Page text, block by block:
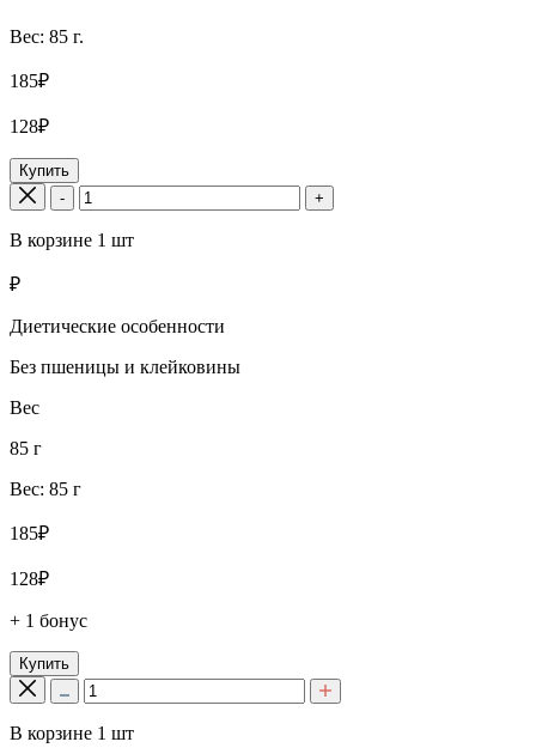
Вес: 85 г.
185₽
128₽
Купить
-
+
В корзине 1 шт
₽
Диетические особенности
Без пшеницы и клейковины
Вес
85 г
Вес: 85 г
185₽
128₽
+ 1 бонус
Купить
В корзине 1 шт